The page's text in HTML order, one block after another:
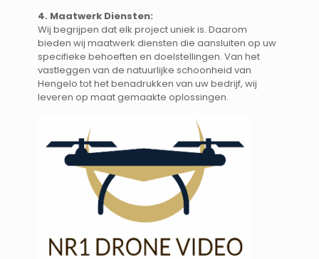
4. Maatwerk Diensten:
Wij begrijpen dat elk project uniek is. Daarom
bieden wij maatwerk diensten die aansluiten op uw
specifieke behoeften en doelstellingen. Van het
vastleggen van de natuurlijke schoonheid van
Hengelo tot het benadrukken van uw bedrijf, wij
leveren op maat gemaakte oplossingen.